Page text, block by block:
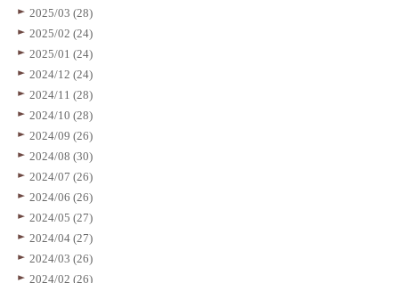
2025/03 (28)
2025/02 (24)
2025/01 (24)
2024/12 (24)
2024/11 (28)
2024/10 (28)
2024/09 (26)
2024/08 (30)
2024/07 (26)
2024/06 (26)
2024/05 (27)
2024/04 (27)
2024/03 (26)
2024/02 (26)